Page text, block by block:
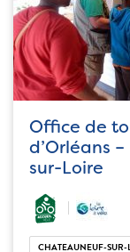
Office de
d’Orléans
sur-Loire
CHATEAUNEUF-SUR-